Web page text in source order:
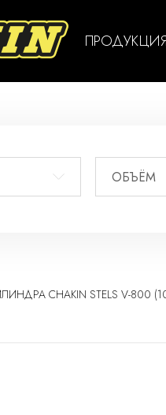
ПРОДУКЦИЯ
ОБЪЁМ
CHAKIN STELS V-800